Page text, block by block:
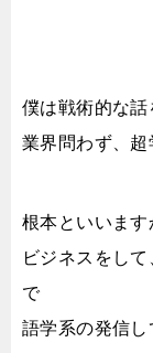
僕は戦術的な話
業界問わず、超
根本といいます
ビジネスをし
で
語学系の発信し